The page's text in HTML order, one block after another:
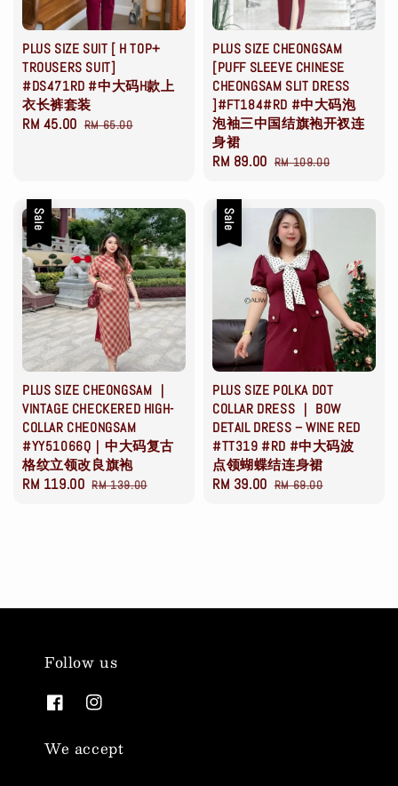
PLUS SIZE SUIT [ H TOP+
TROUSERS SUIT]
#DS471RD #中大码H款上
衣长裤套装
Sale
RM 45.00 Regular
RM 65.00
PLUS SIZE CHEONGSAM
[PUFF SLEEVE CHINESE
CHEONGSAM SLIT DRESS
]#FT184#RD #中大码泡
泡袖三中国结旗袍开衩连
身裙
Sale
RM 89.00 Regular
RM 109.00
Sale
PLUS SIZE CHEONGSAM ｜
VINTAGE CHECKERED HIGH-
COLLAR CHEONGSAM
#YY51066Q｜中大码复古
格纹立领改良旗袍
Sale
RM 119.00 Regular
RM 139.00
Sale
PLUS SIZE POLKA DOT
COLLAR DRESS ｜ BOW
DETAIL DRESS – WINE RED
#TT319 #RD #中大码波
点领蝴蝶结连身裙
Sale
RM 39.00 Regular
RM 69.00
Follow us
We accept